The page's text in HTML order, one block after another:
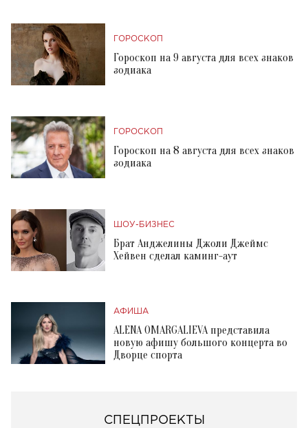
ГОРОСКОП
Гороскоп на 9 августа для всех знаков
зодиака
ГОРОСКОП
Гороскоп на 8 августа для всех знаков
зодиака
ШОУ-БИЗНЕС
Брат Анджелины Джоли Джеймс
Хейвен сделал каминг-аут
АФИША
ALENA OMARGALIEVA представила
новую афишу большого концерта во
Дворце спорта
СПЕЦПРОЕКТЫ